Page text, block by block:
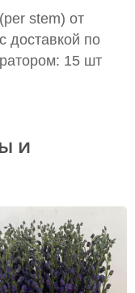
stem) от
доставкой по
15 шт
и